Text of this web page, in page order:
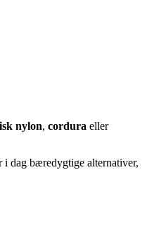
nylon, cordura eller
i dag bæredygtige alternativer,